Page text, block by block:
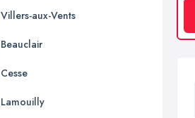
Villers-aux-Vents
Beauclair
Cesse
Lamouilly